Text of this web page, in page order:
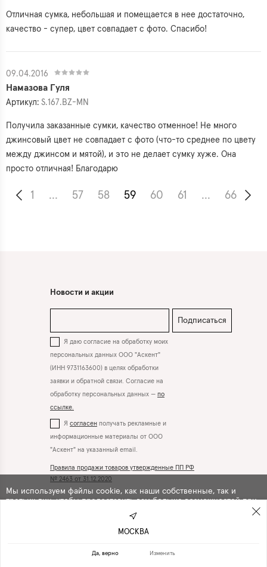
Отличная сумка, небольшая и помещается в нее достаточно,
качество - супер, цвет совпадает с фото. Спасибо!
09.04.2016
Намазова Гуля
Артикул: S.167.BZ-MN
Получила заказанные сумки, качество отменное! Не много
джинсовый цвет не совпадает с фото (что-то среднее по цвету
между джинсом и мятой), и это не делает сумку хуже. Она
просто отличная! Благодарю
1 ... 57 58 59 60 61 ... 66
Новости и акции
Подписаться
Я даю согласие на обработку моих
персональных данных ООО "Аскент"
(ИНН 9731163600) в целях обработки
заявки и обратной связи. Согласие на
обработку персональных данных — по
ссылке.
Я согласен получать рекламные и
информационные материалы от ООО
"Аскент" на указанный email.
Правила продажи товаров утвержденные ПП РФ
№ 2463 от 31.12.2020
Телеграм
Мы используем файлы cookie, как наши собственные, так и
третьих лиц, чтобы предоставить вам больше возможностей при
использовании сайта. Продолжая навигацию по сайту, вы
с их использованием .
МОСКВА
Да, верно Изменить